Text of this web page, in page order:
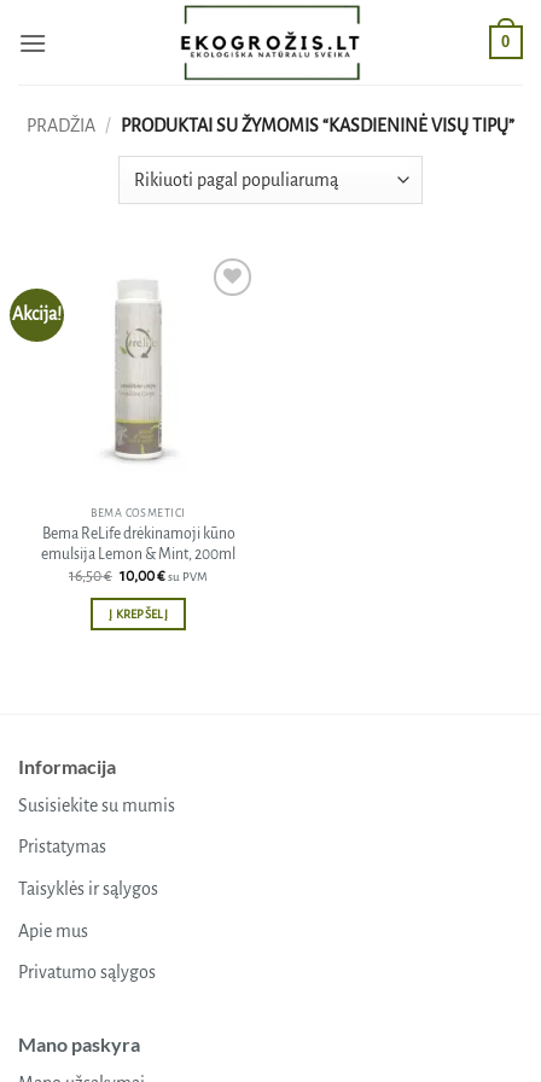
0
PRADŽIA / PRODUKTAI SU ŽYMOMIS “KASDIENINĖ VISŲ TIPŲ”
Akcija!
BEMA COSMETICI
Bema ReLife drėkinamoji kūno
emulsija Lemon & Mint, 200ml
16,50€ Original
was:
16,50 €.
10,00€Current
is:
10,00 €.
su PVM
Į KREPŠELĮ
Informacija
Susisiekite su mumis
Pristatymas
Taisyklės ir sąlygos
Apie mus
Privatumo sąlygos
Mano paskyra